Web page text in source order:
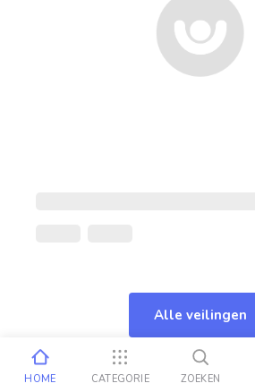
Alle veilingen
HOME CATEGORIE ZOEKEN